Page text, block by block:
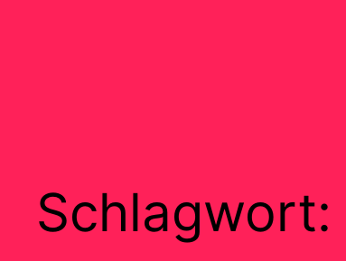
Schlagwort: